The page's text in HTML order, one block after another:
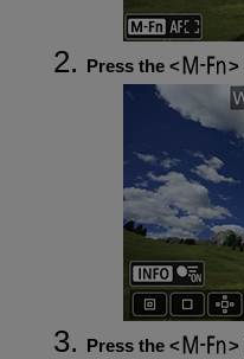
Press the
Press the